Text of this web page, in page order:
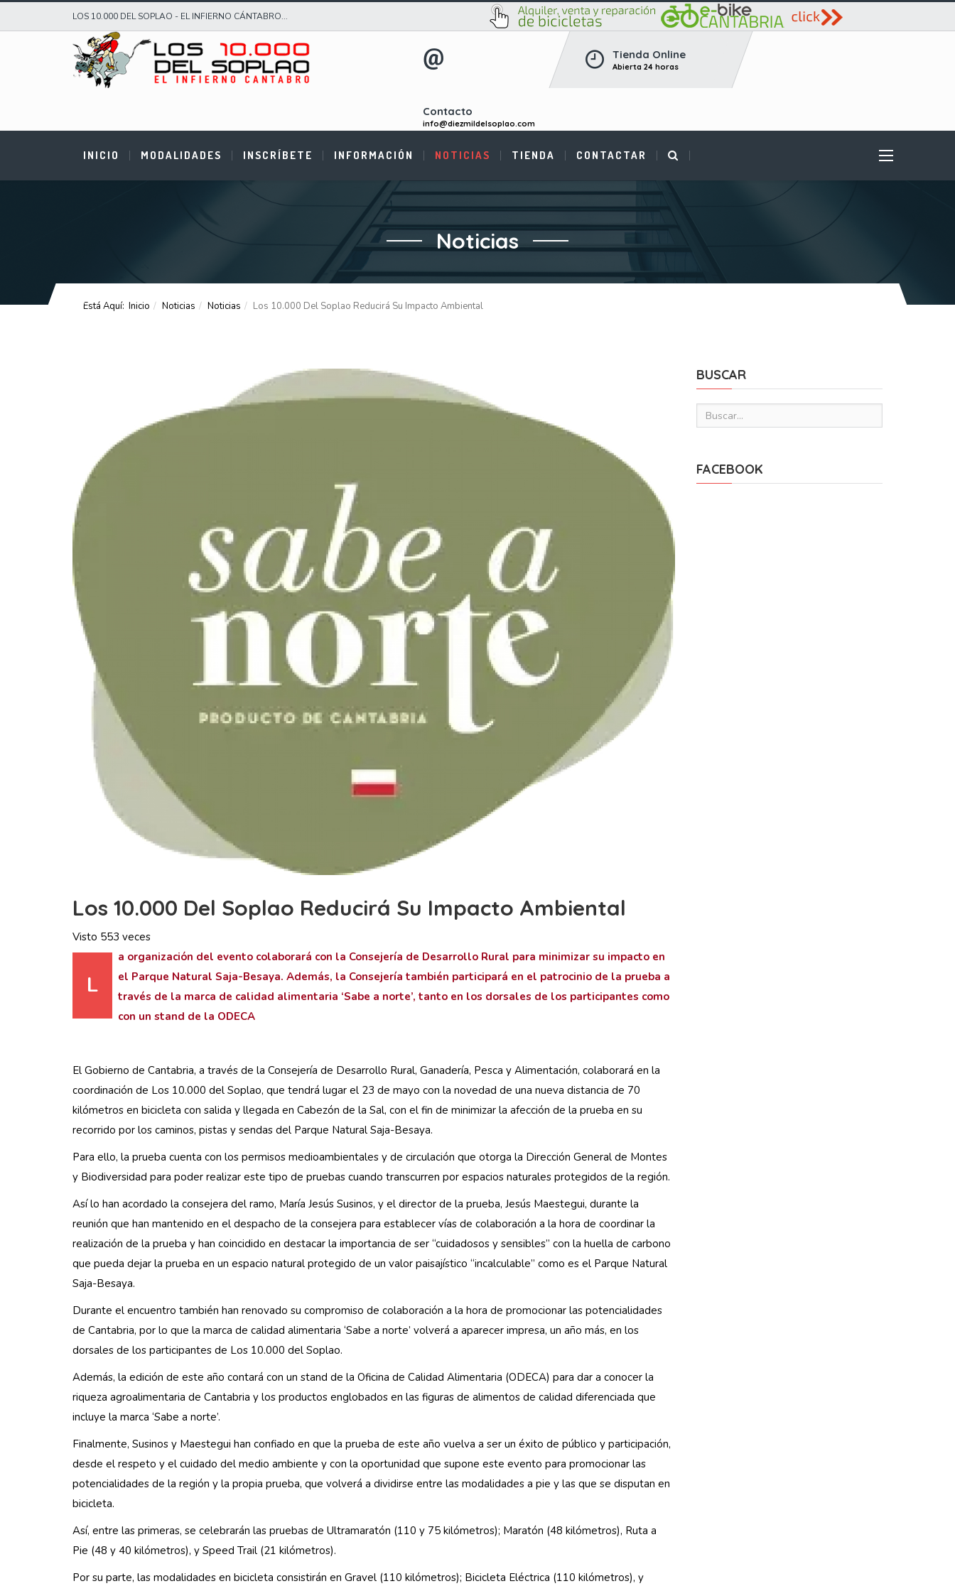
LOS 10.000 DEL SOPLAO - EL INFIERNO CÁNTABRO...
Contacto
info@diezmildelsoplao.com
Tienda Online
Abierta 24 horas
INICIO MODALIDADES INSCRÍBETE INFORMACIÓN NOTICIAS TIENDA CONTACTAR
Noticias
Está Aquí: Inicio Noticias Noticias Los 10.000 Del Soplao Reducirá Su Impacto Ambiental
Los 10.000 Del Soplao Reducirá Su Impacto Ambiental
Visto 553 veces
L
a organización del evento colaborará con la Consejería de Desarrollo Rural para minimizar su impacto en
el Parque Natural Saja-Besaya. Además, la Consejería también participará en el patrocinio de la prueba a
través de la marca de calidad alimentaria ‘Sabe a norte’, tanto en los dorsales de los participantes como
con un stand de la ODECA
El Gobierno de Cantabria, a través de la Consejería de Desarrollo Rural, Ganadería, Pesca y Alimentación, colaborará en la
coordinación de Los 10.000 del Soplao, que tendrá lugar el 23 de mayo con la novedad de una nueva distancia de 70
kilómetros en bicicleta con salida y llegada en Cabezón de la Sal, con el fin de minimizar la afección de la prueba en su
recorrido por los caminos, pistas y sendas del Parque Natural Saja-Besaya.
Para ello, la prueba cuenta con los permisos medioambientales y de circulación que otorga la Dirección General de Montes
y Biodiversidad para poder realizar este tipo de pruebas cuando transcurren por espacios naturales protegidos de la región.
Así lo han acordado la consejera del ramo, María Jesús Susinos, y el director de la prueba, Jesús Maestegui, durante la
reunión que han mantenido en el despacho de la consejera para establecer vías de colaboración a la hora de coordinar la
realización de la prueba y han coincidido en destacar la importancia de ser “cuidadosos y sensibles” con la huella de carbono
que pueda dejar la prueba en un espacio natural protegido de un valor paisajístico “incalculable” como es el Parque Natural
Saja-Besaya.
Durante el encuentro también han renovado su compromiso de colaboración a la hora de promocionar las potencialidades
de Cantabria, por lo que la marca de calidad alimentaria ‘Sabe a norte’ volverá a aparecer impresa, un año más, en los
dorsales de los participantes de Los 10.000 del Soplao.
Además, la edición de este año contará con un stand de la Oficina de Calidad Alimentaria (ODECA) para dar a conocer la
riqueza agroalimentaria de Cantabria y los productos englobados en las figuras de alimentos de calidad diferenciada que
incluye la marca ‘Sabe a norte’.
Finalmente, Susinos y Maestegui han confiado en que la prueba de este año vuelva a ser un éxito de público y participación,
desde el respeto y el cuidado del medio ambiente y con la oportunidad que supone este evento para promocionar las
potencialidades de la región y la propia prueba, que volverá a dividirse entre las modalidades a pie y las que se disputan en
bicicleta.
Así, entre las primeras, se celebrarán las pruebas de Ultramaratón (110 y 75 kilómetros); Maratón (48 kilómetros), Ruta a
Pie (48 y 40 kilómetros), y Speed Trail (21 kilómetros).
Por su parte, las modalidades en bicicleta consistirán en Gravel (110 kilómetros); Bicicleta Eléctrica (110 kilómetros), y
BUSCAR
FACEBOOK